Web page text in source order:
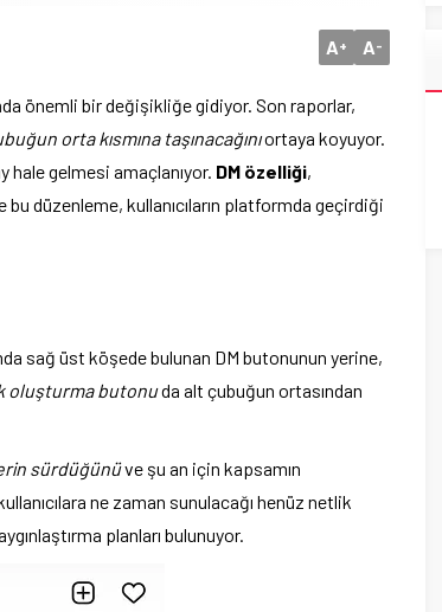
A+ A-
önemli bir değişikliğe gidiyor. Son raporlar,
orta kısmına taşınacağınıortaya koyuyor.
gelmesi amaçlanıyor. DM özelliği,
bu düzenleme, kullanıcıların platformda geçirdiği
sağ üst köşede bulunan DM butonunun yerine,
oluşturma butonuda alt çubuğun ortasından
sürdüğünüve şu an için kapsamın
ne zaman sunulacağı henüz netlik
planları bulunuyor.